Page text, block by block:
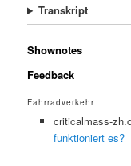
Transkript
Shownotes
Feedback
Fahrradverkehr
criticalmass-
funktioniert es?